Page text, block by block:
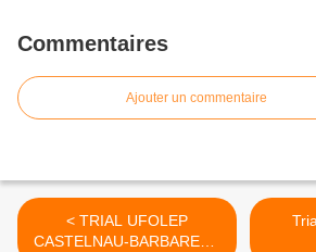
Commentaires
Ajouter un commentaire
< TRIAL UFOLEP
CASTELNAU-BARBARENS